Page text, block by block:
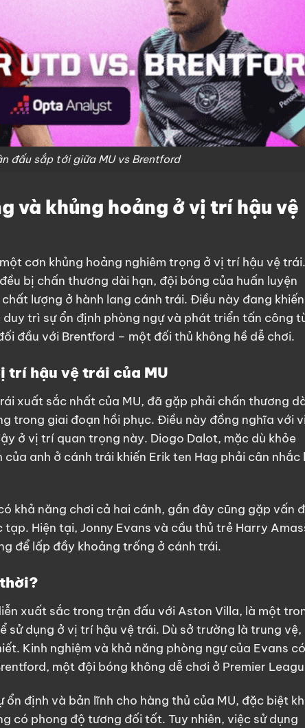
đấu sắp tới giữa MU vs Brentford
và khủng hoảng ở vị trí hậu vệ
cơn khủng hoảng nghiêm trọng ở vị trí hậu vệ trái.
bị chấn thương dài hạn, đội bóng của huấn luyện
lượng ở hành lang cánh trái. Điều này đang khiến
trì sự ổn định phòng ngự và phát triển tấn công
đầu với Brentford – một đối thủ không hề dễ chơi.
trí hậu vệ trái của MU
xuất sắc nhất của MU, đã gặp phải chấn thương
trong giai đoạn hồi phục. Điều này đồng nghĩa với
ở vị trí quan trọng này. Diogo Dalot, mặc dù khỏe
anh ở cánh trái khiến Erik ten Hag phải cân nhắc
khả năng chơi cả hai cánh, gần đây cũng gặp vấn
Hiện tại, Jonny Evans và cầu thủ trẻ Harry
để lấp đầy khoảng trống ở cánh trái.
xuất sắc trong trận đấu với Aston Villa, là một
sử dụng ở vị trí hậu vệ trái. Dù sở trường là trung vệ,
Kinh nghiệm và khả năng phòng ngự của Evans có
một đội bóng không dễ chơi ở Premier
ổn định và bản lĩnh cho hàng thủ của MU, đặc biệt
có phong độ tương đối tốt. Tuy nhiên, việc sử dụng